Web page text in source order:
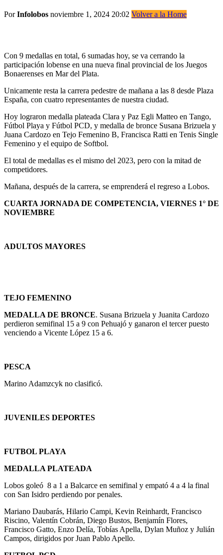
PorInfolobos noviembre 1, 2024 20:02 Volver a la Home
Con 9 medallas en total, 6 sumadas hoy, se va cerrando la
participación lobense en una nueva final provincial de los Juegos
Bonaerenses en Mar del Plata.
Unicamente resta la carrera pedestre de mañana a las 8 desde Plaza
España, con cuatro representantes de nuestra ciudad.
Hoy lograron medalla plateada Clara y Paz Egli Matteo en Tango,
Fútbol Playa y Fútbol PCD, y medalla de bronce Susana Brizuela y
Juana Cardozo en Tejo Femenino B, Francisca Ratti en Tenis Single
Femenino y el equipo de Softbol.
El total de medallas es el mismo del 2023, pero con la mitad de
competidores.
Mañana, después de la carrera, se emprenderá el regreso a Lobos.
CUARTA JORNADA DE COMPETENCIA, VIERNES 1° DE
NOVIEMBRE
ADULTOS MAYORES
TEJO FEMENINO
MEDALLA DE BRONCE. Susana Brizuela y Juanita Cardozo
perdieron semifinal 15 a 9 con Pehuajó y ganaron el tercer puesto
venciendo a Vicente López 15 a 6.
PESCA
Marino Adamzcyk no clasificó.
JUVENILES DEPORTES
FUTBOL PLAYA
MEDALLA PLATEADA
Lobos goleó 8 a 1 a Balcarce en semifinal y empató 4 a 4 la final
con San Isidro perdiendo por penales.
Mariano Daubarás, Hilario Campi, Kevin Reinhardt, Francisco
Riscino, Valentín Cobrán, Diego Bustos, Benjamín Flores,
Francisco Gatto, Enzo Delía, Tobías Apella, Dylan Muñoz y Julián
Campos, dirigidos por Juan Pablo Apello.